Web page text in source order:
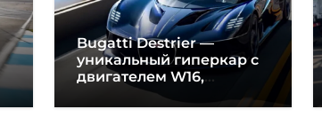
Bugatti Destrier —
уникальный гиперкар с
двигателем W16,
мощностью 1600
лошадиных сил и